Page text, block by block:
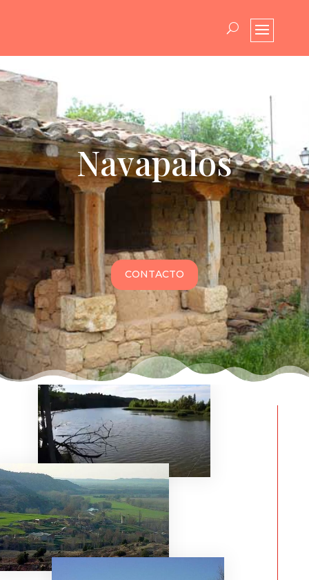
Navapalos
CONTACTO